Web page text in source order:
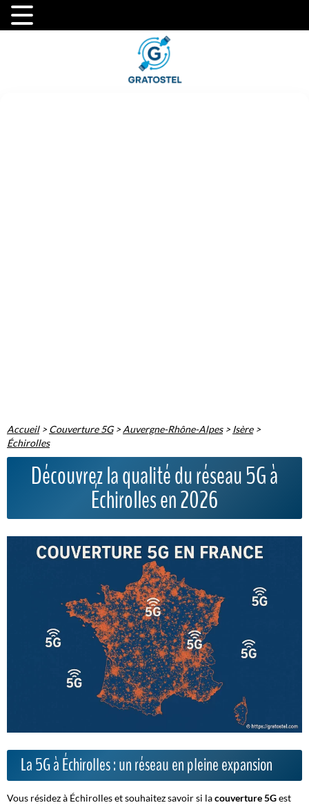
Accueil>Couverture 5G>Auvergne-Rhône-Alpes>Isère>
Échirolles
Découvrez la qualité du réseau 5G à
Échirolles en 2026
La 5G à Échirolles : un réseau en pleine expansion
Vous résidez à Échirolles et souhaitez savoir si lacouverture 5Gest